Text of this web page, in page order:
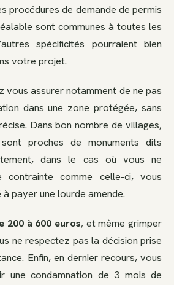
procédures de demande de permis
sont communes à toutes les
spécificités pourraient bien
votre projet.
vous assurer notamment de ne pas
dans une zone protégée, sans
Dans bon nombre de villages,
proches de monuments dits
dans le cas où vous ne
contrainte comme celle-ci, vous
payer une lourde amende.
200 à 600 euros, et même grimper
ne respectez pas la décision prise
Enfin, en dernier recours, vous
une condamnation de 3 mois de